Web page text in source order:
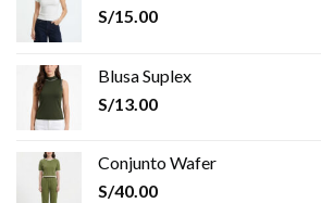
S/15.00
Blusa Suplex
S/13.00
Conjunto Wafer
S/40.00